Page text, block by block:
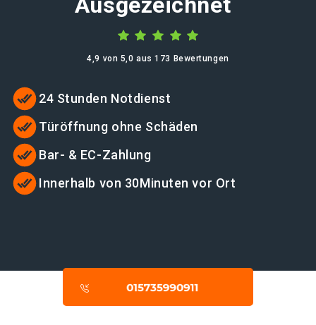
4,9 von 5,0 aus 173 Bewertungen
24 Stunden Notdienst
Türöffnung ohne Schäden
Bar- & EC-Zahlung
Innerhalb von 30Minuten vor Ort